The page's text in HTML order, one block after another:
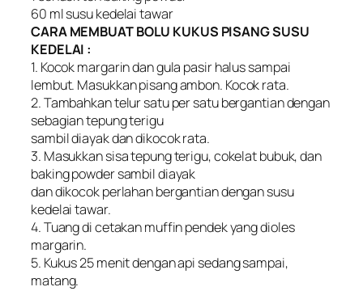
60 ml susu kedelai tawar
CARA MEMBUAT BOLU KUKUS PISANG SUSU
KEDELAI :
1. Kocok margarin dan gula pasir halus sampai
lembut. Masukkan pisang ambon. Kocok rata.
2. Tambahkan telur satu per satu bergantian dengan
sebagian tepung terigu
sambil diayak dan dikocok rata.
3. Masukkan sisa tepung terigu, cokelat bubuk, dan
baking powder sambil diayak
dan dikocok perlahan bergantian dengan susu
kedelai tawar.
4. Tuang di cetakan muffin pendek yang dioles
margarin.
5. Kukus 25 menit dengan api sedang sampai,
matang.